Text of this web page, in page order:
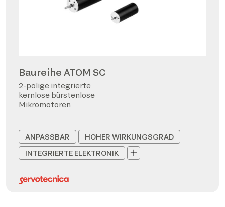
Baureihe ATOM SC
2-polige integrierte
kernlose bürstenlose
Mikromotoren
ANPASSBAR
HOHER WIRKUNGSGRAD
INTEGRIERTE ELEKTRONIK